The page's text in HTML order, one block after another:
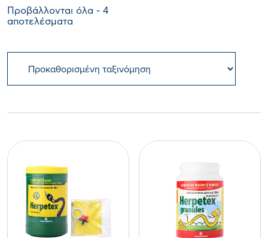
Προβάλλονται όλα - 4
αποτελέσματα